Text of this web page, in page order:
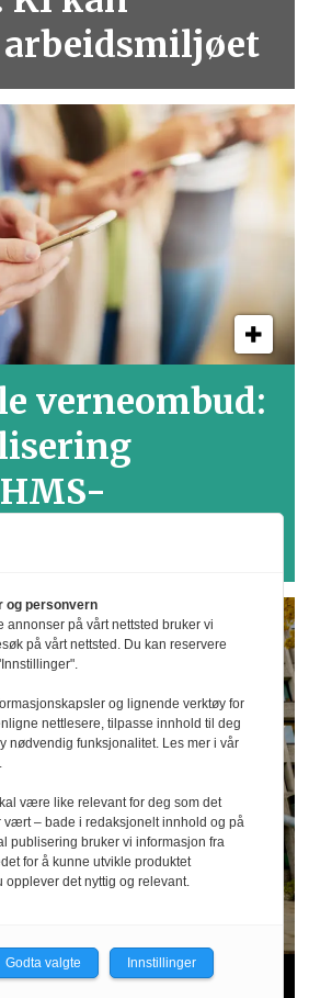
verneombud:
og personvern
annonser på vårt nettsted bruker vi
på vårt nettsted. Du kan reservere
og lignende verktøy for
nettlesere, tilpasse innhold til deg
nødvendig funksjonalitet. Les mer i vår
være like relevant for deg som det
vært – bade i redaksjonelt innhold og på
publisering bruker vi informasjon fra
for å kunne utvikle produktet
opplever det nyttig og relevant.
Godta valgte Innstillinger